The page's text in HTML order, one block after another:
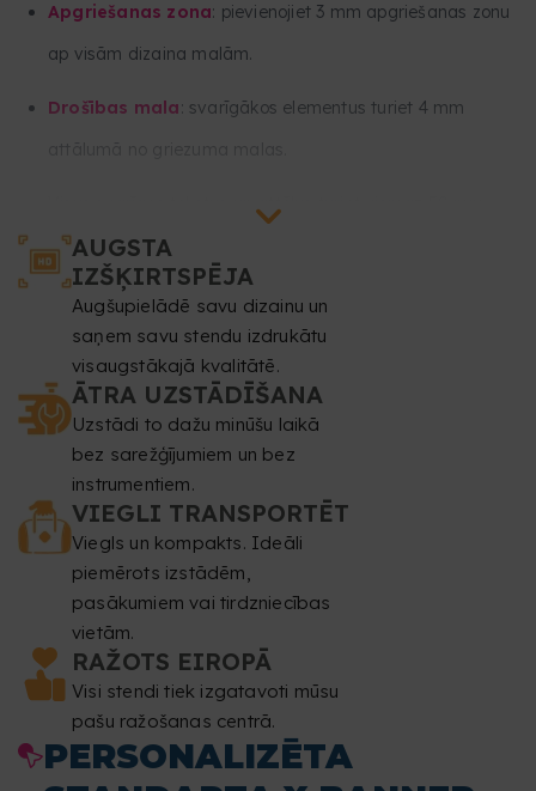
Apgriešanas zona: pievienojiet 3 mm apgriešanas zonu
ap visām dizaina malām.
Drošības mala: svarīgākos elementus turiet 4 mm
attālumā no dizaina apakšējās un 50 mm no augšējās
daļas, jo šīs zonas paredzētas cilpiņām un nostieptājiem.
Izšķirtspēja: vismaz 150 dpi.
Krāsu režīms: CMYK.
Faila formāts: PDF mērogā 1:1 (bez paroles).
Tipogrāfija: fontiem jābūt iegultiem vai pārveidotiem
līknēs.
Minimālais fonta lielums: 60 pt.
Minimālais līnijas biezums
Pārdrukāšana
: mēs nelabojam pārdrukāšanas
iestatījumus.
AUGSTA
IZŠĶIRTSPĒJA
Augšupielādē savu dizainu un
saņem savu stendu izdrukātu
visaugstākajā kvalitātē.
ĀTRA UZSTĀDĪŠANA
Uzstādi to dažu minūšu laikā
bez sarežģījumiem un bez
instrumentiem.
VIEGLI TRANSPORTĒT
Viegls un kompakts. Ideāli
piemērots izstādēm,
pasākumiem vai tirdzniecības
vietām.
RAŽOTS EIROPĀ
Visi stendi tiek izgatavoti mūsu
pašu ražošanas centrā.
PERSONALIZĒTA